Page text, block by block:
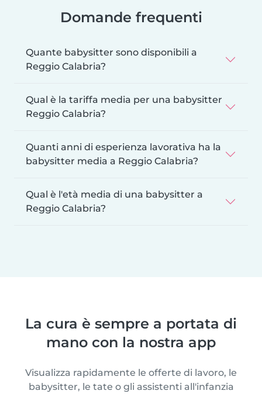
Domande frequenti
Quante babysitter sono disponibili a
Reggio Calabria?
Qual è la tariffa media per una babysitter
Reggio Calabria?
Quanti anni di esperienza lavorativa ha la
babysitter media a Reggio Calabria?
Qual è l'età media di una babysitter a
Reggio Calabria?
La cura è sempre a portata di
mano con la nostra app
Visualizza rapidamente le offerte di lavoro, le
babysitter, le tate o gli assistenti all'infanzia